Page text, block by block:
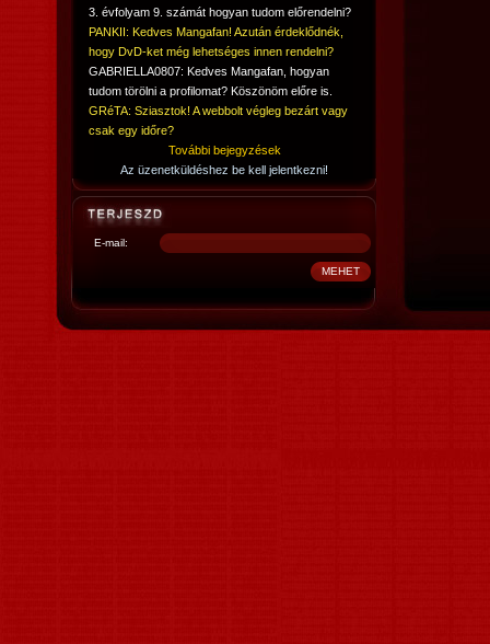
3. évfolyam 9. számát hogyan tudom előrendelni?
PANKII: Kedves Mangafan! Azután érdeklődnék,
hogy DvD-ket még lehetséges innen rendelni?
GABRIELLA0807: Kedves Mangafan, hogyan
tudom törölni a profilomat? Köszönöm előre is.
GRéTA: Sziasztok! A webbolt végleg bezárt vagy
csak egy időre?
További bejegyzések
Az üzenetküldéshez be kell jelentkezni!
E-mail: